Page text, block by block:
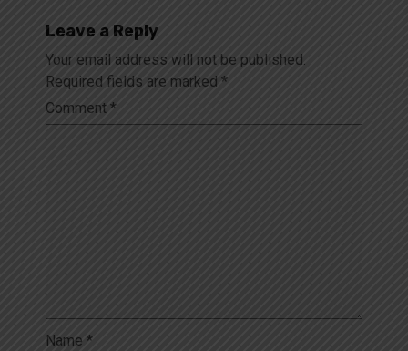
Leave a Reply
Your email address will not be published.
Required fields are marked *
Comment *
Name *